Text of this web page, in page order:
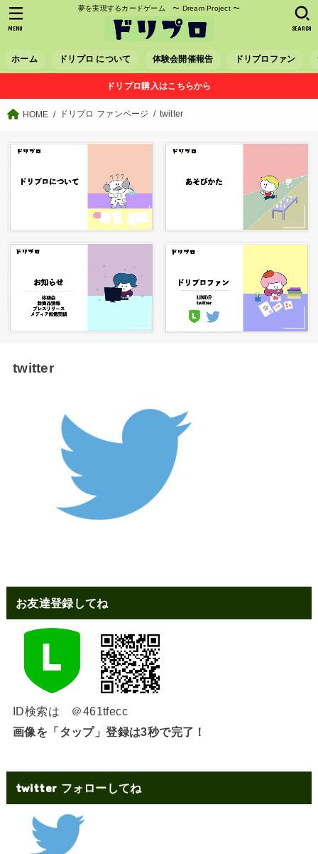
夢を実現するカードゲーム 〜 Dream Project 〜
ホーム ドリプロ について 体験会開催報告 ドリプロファン
SEARCH
MENU
ドリプロ購入はこちらから
HOME ドリプロ ファンページ twitter
twitter
お友達登録してね
ID検索は ＠461tfecc
画像を「タップ」登録は3秒で完了！
twitter フォローしてね